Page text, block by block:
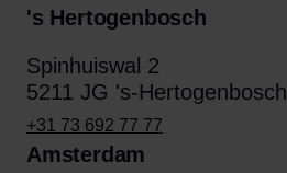
's Hertogenbosch
Spinhuiswal 2
5211 JG 's-Hertogenbosch
+31 73 692 77 77
Amsterdam